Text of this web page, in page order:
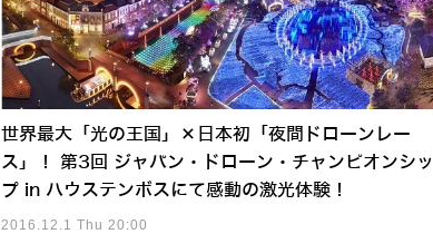
世界最大「光の王国」×日本初「夜間ドローンレー
ス」！ 第3回 ジャパン・ドローン・チャンピオンシッ
プ in ハウステンボスにて感動の激光体験！
2016.12.1 Thu 20:00